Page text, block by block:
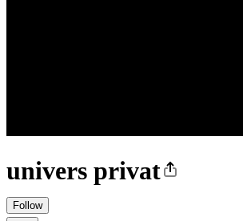
univers privat
Follow